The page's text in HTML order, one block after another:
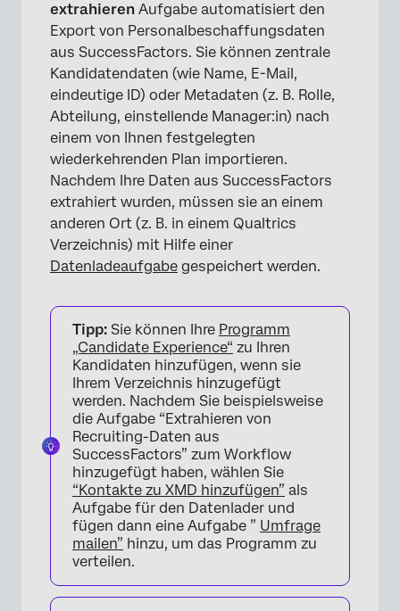
FAQs
extrahieren Aufgabe automatisiert den
Export von Personalbeschaffungsdaten
aus SuccessFactors. Sie können zentrale
Kandidatendaten (wie Name, E-Mail,
eindeutige ID) oder Metadaten (z. B. Rolle,
Abteilung, einstellende Manager:in) nach
einem von Ihnen festgelegten
wiederkehrenden Plan importieren.
Nachdem Ihre Daten aus SuccessFactors
extrahiert wurden, müssen sie an einem
anderen Ort (z. B. in einem Qualtrics
Verzeichnis) mit Hilfe einer
Datenladeaufgabe gespeichert werden.
Tipp: Sie können Ihre Programm
„Candidate Experience“ zu Ihren
Kandidaten hinzufügen, wenn sie
Ihrem Verzeichnis hinzugefügt
werden. Nachdem Sie beispielsweise
die Aufgabe “Extrahieren von
Recruiting-Daten aus
SuccessFactors” zum Workflow
hinzugefügt haben, wählen Sie
“Kontakte zu XMD hinzufügen” als
Aufgabe für den Datenlader und
fügen dann eine Aufgabe ” Umfrage
mailen” hinzu, um das Programm zu
verteilen.